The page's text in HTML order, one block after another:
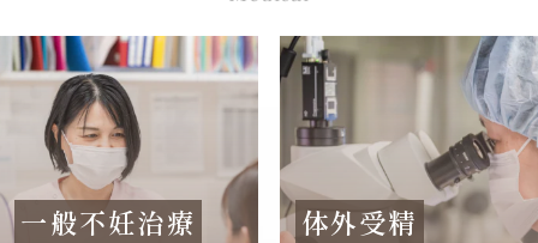
一般不妊治療 体外受精